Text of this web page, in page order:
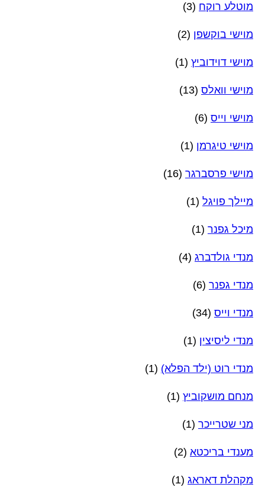
מוטלע רוקח (3)
מוישי בוקשפן (2)
מוישי דוידוביץ (1)
מוישי וואלס (13)
מוישי וייס (6)
מוישי טיגרמן (1)
מוישי פרסברגר (16)
מיילך פויגל (1)
מיכל גפנר (1)
מנדי גולדברג (4)
מנדי גפנר (6)
מנדי וייס (34)
מנדי ליסיצין (1)
מנדי רוט (ילד הפלא) (1)
מנחם מושקוביץ (1)
מני שטרייכר (1)
מענדי בריכטא (2)
מקהלת דאראג (1)